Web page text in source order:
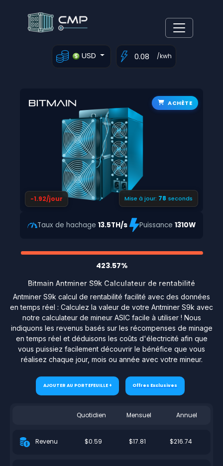
USD /kwh
ACHÈTE
-1.92/jour Mise à jour: 77 seconds
Taux de hachage 13.5TH/s Puissance1310W
423.57%
Bitmain Antminer S9k Calculateur de rentabilité
Antminer S9k calcul de rentabilité facilité avec des données
en temps réel : Calculez la valeur de votre Antminer S9k avec
notre calculateur de mineur ASIC facile à utiliser ! Nous
indiquons les revenus basés sur les récompenses de minage
en temps réel et déduisons les coûts d'électricité afin que
vous puissiez facilement découvrir le bénéfice que vous
réalisez chaque jour, mois ou année avec votre mineur.
AJOUTER AU PORTEFEUILLE + Offres Exclusives
Quotidien Mensuel Annuel
Revenu $0.59 $17.81 $216.74